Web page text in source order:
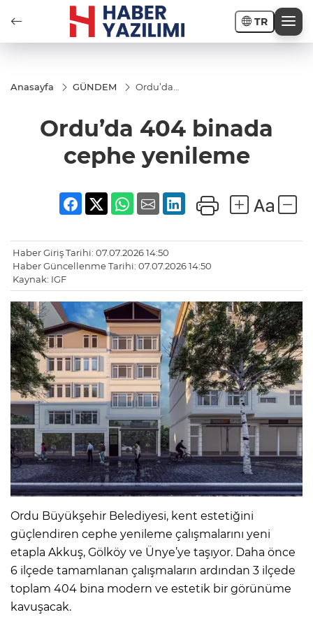
TR
Anasayfa GÜNDEM
Ordu’da
cephe
yenileme
Ordu’da 404 binada
cephe yenileme
Haber Giriş Tarihi: 07.07.2026 14:50
Haber Güncellenme Tarihi: 07.07.2026 14:50
Kaynak: IGF
Ordu Büyükşehir Belediyesi, kent estetiğini
güçlendiren cephe yenileme çalışmalarını yeni
etapla Akkuş, Gölköy ve Ünye’ye taşıyor. Daha önce
6 ilçede tamamlanan çalışmaların ardından 3 ilçede
toplam 404 bina modern ve estetik bir görünüme
kavuşacak.